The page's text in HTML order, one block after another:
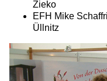
Zieko
EFH Mike
Üllnitz